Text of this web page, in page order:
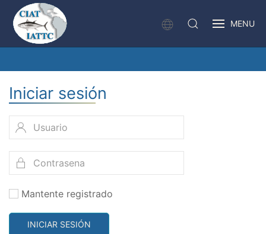
MENU
Iniciar sesión
Mantente registrado
INICIAR SESIÓN